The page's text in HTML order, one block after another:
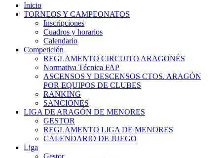
Inicio
TORNEOS Y CAMPEONATOS
Inscripciones
Cuadros y horarios
Calendario
Competición
REGLAMENTO CIRCUITO ARAGONÉS
Normativa Técnica FAP
ASCENSOS Y DESCENSOS CTOS. ARAGÓN
POR EQUIPOS DE CLUBES
RANKING
SANCIONES
LIGA DE ARAGÓN DE MENORES
GESTOR
REGLAMENTO LIGA DE MENORES
CALENDARIO DE JUEGO
Liga
Gestor